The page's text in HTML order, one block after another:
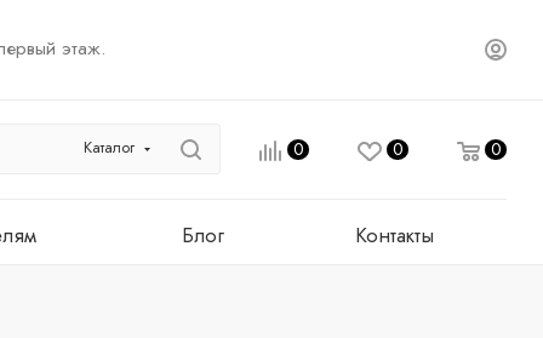
этаж.
Каталог 0 0 0
Блог Контакты